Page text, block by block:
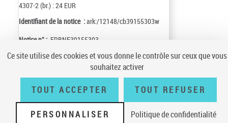
4307-2 (br.) : 24 EUR
Identifiant de la notice :ark:/12148/cb39155303w
Notice n° : FRBNF39155303
Conditions générales d'utilisation | A propos | Plan du site | Écrire à la
| Accessibilité (non conforme)
Ce site utilise des cookies et vous donne le contrôle sur ceux que vous
souhaitez activer
TOUT ACCEPTER TOUT REFUSER
PERSONNALISER Politique de confidentialité